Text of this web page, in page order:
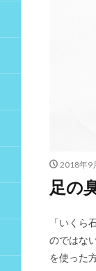
2018年9
足の
「いく
のではな
を使った